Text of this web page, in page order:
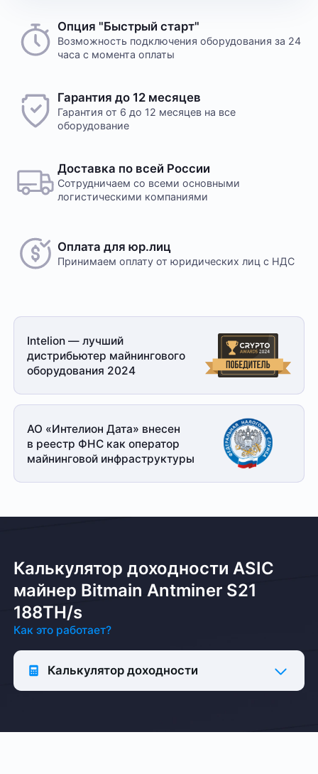
Опция "Быстрый старт"
Возможность подключения оборудования за 24
часа с момента оплаты
Гарантия до 12 месяцев
Гарантия от 6 до 12 месяцев на все
оборудование
Доставка по всей России
Сотрудничаем со всеми основными
логистическими компаниями
Оплата для юр.лиц
Принимаем оплату от юридических лиц с НДС
Intelion — лучший
дистрибьютер майнингового
оборудования 2024
АО «Интелион Дата» внесен
в реестр ФНС как оператор
майнинговой инфраструктуры
Калькулятор доходности ASIC
майнер Bitmain Antminer S21
188TH/s
Как это работает?
Калькулятор доходности